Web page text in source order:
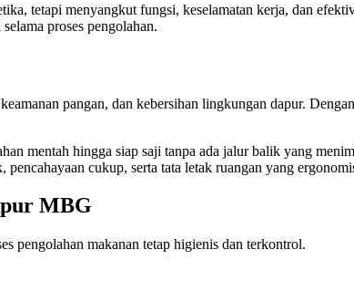
tetapi menyangkut fungsi, keselamatan kerja, dan
proses pengolahan.
pangan, dan kebersihan lingkungan dapur.
mentah hingga siap saji tanpa ada jalur balik yang
cukup, serta tata letak ruangan yang
MBG
pengolahan makanan tetap higienis dan terkontrol.